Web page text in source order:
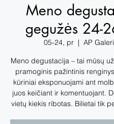
Meno
gegužės 24-
05-24, pr
  |
AP
Meno degustacija – tai mūsų
pramoginis pažintinis
kūriniai eksponuojami ant
juos keičiant ir komentuojant.
vietų kiekis ribotas. Bilietai tik